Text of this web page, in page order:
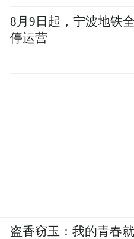
8月9日起，宁波地铁
停运营
盗香窃玉：我的青春